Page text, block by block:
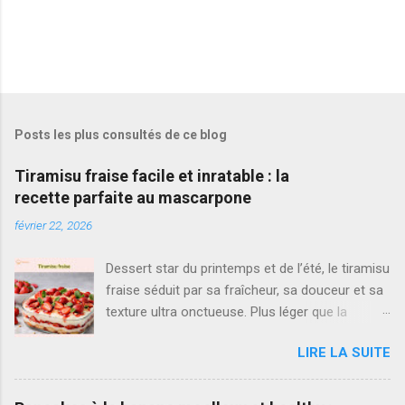
Posts les plus consultés de ce blog
Tiramisu fraise facile et inratable : la
recette parfaite au mascarpone
février 22, 2026
Dessert star du printemps et de l’été, le tiramisu
fraise séduit par sa fraîcheur, sa douceur et sa
texture ultra onctueuse. Plus léger que la
des fraises fraîches et une crème mascarpone
aérienne. Si vous cherchez la meilleure recette
tiramisu fraise , simple, rapide et vraiment
LIRE LA SUITE